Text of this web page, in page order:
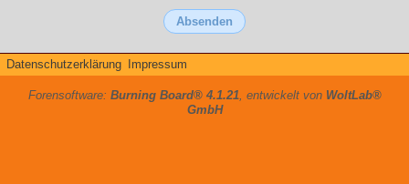
Datenschutzerklärung Impressum
Forensoftware: Burning Board® 4.1.21, entwickelt von WoltLab®
GmbH